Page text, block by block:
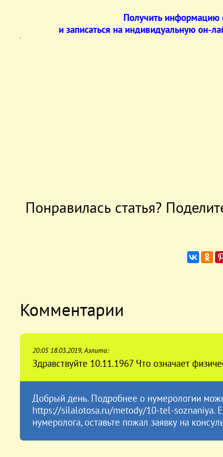
Получить информацию
и записаться на индивидуальную он-
Понравилась статья?
Комментарии
20:05 18.03.2019, Аэлита:
Здравствуйте 10.11.1967 Что означает
Добрый день. Подробнее о нумерологии
https://silalotosa.ru/metody/10-tel-soznaniya.
нумеролога, оставьте пожал заявку на